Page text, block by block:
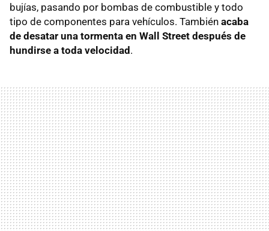
bujías, pasando por bombas de combustible y todo
tipo de componentes para vehículos. También acaba
de desatar una tormenta en Wall Street después de
hundirse a toda velocidad .